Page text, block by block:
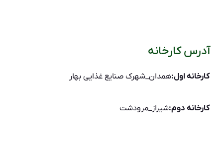
آدرس کارخانه
کارخانه اول:همدان_شهرک صنایع غذایی بهار
کارخانه دوم:شیراز_مرودشت